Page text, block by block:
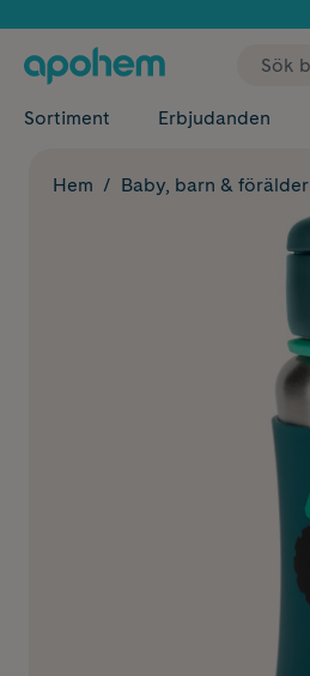
Sortiment Erbjudanden
Hem Baby, barn & förälder